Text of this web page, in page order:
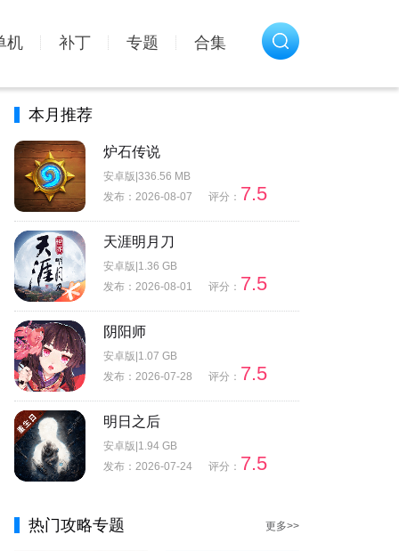
机 补丁 专题 合集
本月推荐
炉石传说
安卓版|336.56 MB
发布：2026-08-07
评分： 7.5
天涯明月刀
安卓版|1.36 GB
发布：2026-08-01
评分： 7.5
阴阳师
安卓版|1.07 GB
发布：2026-07-28
评分： 7.5
明日之后
安卓版|1.94 GB
发布：2026-07-24
评分： 7.5
热门攻略专题 更多>>